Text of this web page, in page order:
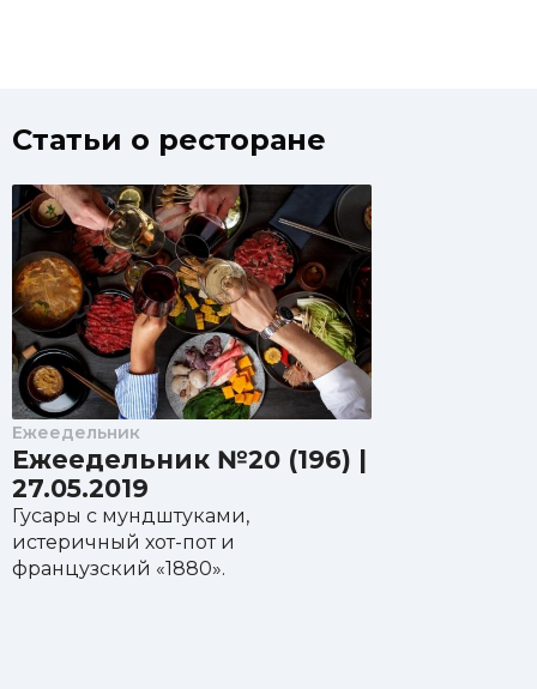
Статьи о ресторане
Ежеедельник
Ежеедельник №20 (196) |
27.05.2019
Гусары с мундштуками,
истеричный хот-пот и
французский «1880».